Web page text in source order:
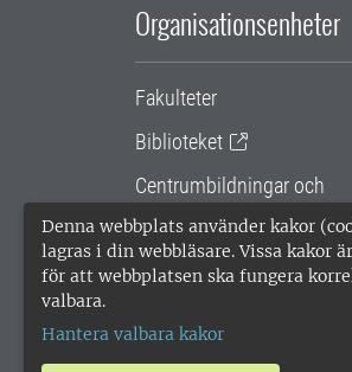
Denna webbplats använder kakor
lagras i din webbläsare. Vissa kakor
för att webbplatsen ska fungera
valbara.
Hantera valbara kakor
Organisationsenheter
Fakulteter
Biblioteket
Centrumbildningar och
samarbetsprojekt
Gemensamma